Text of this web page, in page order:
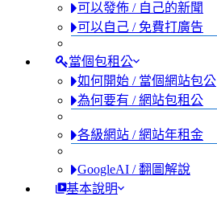
可以發佈 / 自己的新聞
可以自己 / 免費打廣告
當個包租公
如何開始 / 當個網站包公
為何要有 / 網站包租公
各級網站 / 網站年租金
GoogleAI / 翻圖解說
基本說明